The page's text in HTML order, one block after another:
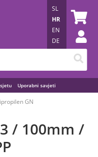
Uporabni savjeti
SL
HR
EN
DE
GN
/ 100mm /